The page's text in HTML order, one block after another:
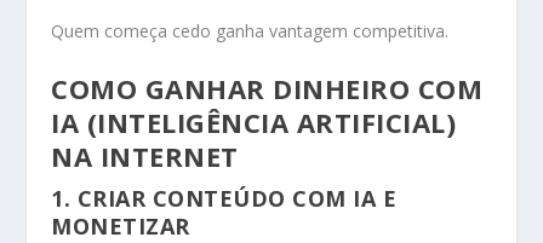
Quem começa cedo ganha vantagem competitiva.
COMO GANHAR DINHEIRO COM
IA (INTELIGÊNCIA ARTIFICIAL)
NA INTERNET
1. CRIAR CONTEÚDO COM IA E
MONETIZAR